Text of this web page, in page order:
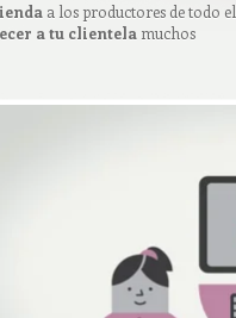
a los productores de todo el
a tu clientela muchos